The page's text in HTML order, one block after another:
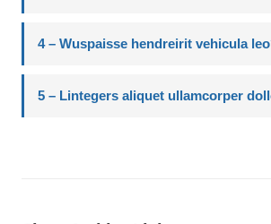
4 – Wuspaisse hendreirit vehicula
5 – Lintegers aliquet ullamcorper